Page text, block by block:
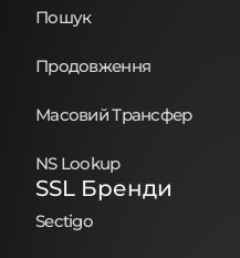
Пошук
Продовження
Масовий Трансфер
NS Lookup
SSL Бренди
Sectigo